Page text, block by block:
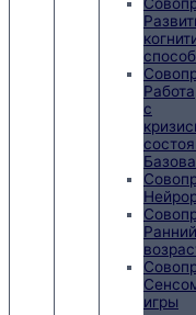
Работа
с
Ранний
игры